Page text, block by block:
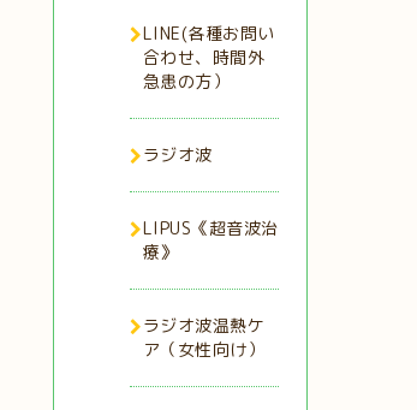
LINE(各種お問い
合わせ、時間外
急患の方）
ラジオ波
LIPUS《超音波治
療》
ラジオ波温熱ケ
ア（女性向け）